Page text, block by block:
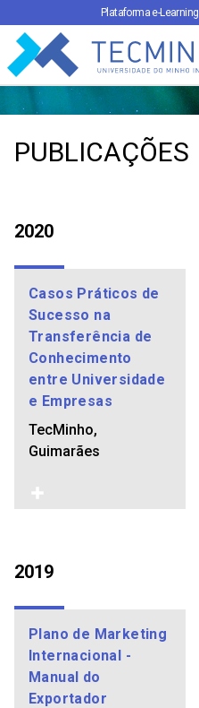
Plataforma e-Learning
TECMINHO
PUBLICAÇÕES
2020
Casos Práticos de
Sucesso na
Transferência de
Conhecimento
entre Universidade
e Empresas
TecMinho,
Guimarães
2019
Plano de Marketing
Internacional -
Manual do
Exportador